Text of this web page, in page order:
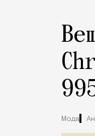
Мода